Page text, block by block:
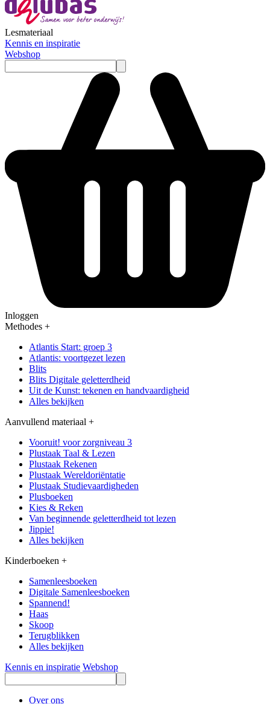
Lesmateriaal
Kennis en inspiratie
Webshop
Inloggen
Methodes +
Atlantis Start: groep 3
Atlantis: voortgezet lezen
Blits
Blits Digitale geletterdheid
Uit de Kunst: tekenen en handvaardigheid
Alles bekijken
Aanvullend materiaal +
Vooruit! voor zorgniveau 3
Plustaak Taal & Lezen
Plustaak Rekenen
Plustaak Wereldoriëntatie
Plustaak Studievaardigheden
Plusboeken
Kies & Reken
Van beginnende geletterdheid tot lezen
Jippie!
Alles bekijken
Kinderboeken +
Samenleesboeken
Digitale Samenleesboeken
Spannend!
Haas
Skoop
Terugblikken
Alles bekijken
Kennis en inspiratie Webshop
Over ons